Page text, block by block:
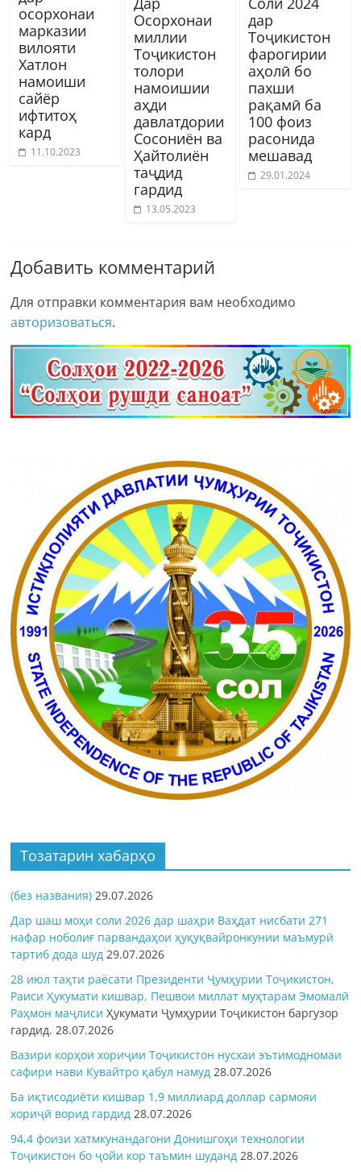
осорхонаи
марказии
вилояти
Хатлон
намоиши
сайёр
ифтитоҳ
кард
11.10.2023
Осорхонаи
миллии
Тоҷикистон
толори
намоишии
аҳди
давлатдории
Сосониён ва
Ҳайтолиён
таҷдид
гардид
13.05.2023
дар
Тоҷикистон
фарогирии
аҳолӣ бо
пахши
рақамӣ ба
100 фоиз
расонида
мешавад
29.01.2024
Добавить комментарий
Для отправки комментария вам необходимо
авторизоваться.
Тозатарин хабарҳо
(без названия) 29.07.2026
Дар шаш моҳи соли 2026 дар шаҳри Ваҳдат нисбати 271
нафар ноболиғ парвандаҳои ҳуқуқвайронкунии маъмурӣ
тартиб дода шуд 29.07.2026
28 июл таҳти раёсати Президенти Ҷумҳурии Тоҷикистон,
Раиси Ҳукумати кишвар, Пешвои миллат муҳтарам Эмомалӣ
Раҳмон маҷлисиҲукумати Ҷумҳурии Тоҷикистон баргузор
гардид.28.07.2026
Вазири корҳои хориҷии Тоҷикистон нусхаи эътимодномаи
сафири нави Кувайтро қабул намуд 28.07.2026
Ба иқтисодиёти кишвар 1,9 миллиард доллар сармояи
хориҷӣ ворид гардид 28.07.2026
94,4 фоизи хатмкунандагони Донишгоҳи технологии
Тоҷикистон бо ҷойи кор таъмин шуданд 28.07.2026